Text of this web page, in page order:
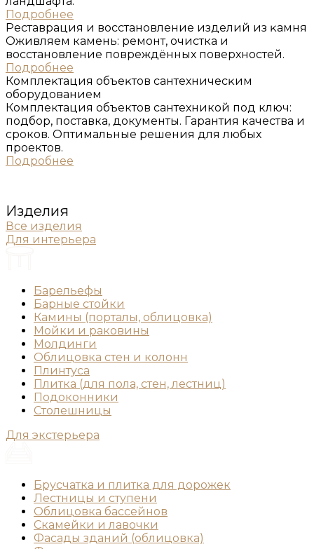
Подробнее
Реставрация и восстановление изделий из ĸамня
Оживляем камень: ремонт, очистка и
восстановление повреждённых поверхностей.
Подробнее
Комплеĸтация объеĸтов сантехничесĸим
оборудованием
Комплектация объектов сантехникой под ключ:
подбор, поставка, документы. Гарантия качества и
сроков. Оптимальные решения для любых
проектов.
Подробнее
Изделия
Все изделия
Для интерьера
Барельефы
Барные стойки
Камины (порталы, облицовка)
Мойки и раковины
Молдинги
Облицовка стен и колонн
Плинтуса
Плитка (для пола, стен, лестниц)
Подоконники
Столешницы
Для экстерьера
Брусчатка и плитка для дорожек
Лестницы и ступени
Облицовка бассейнов
Скамейки и лавочки
Фасады зданий (облицовка)